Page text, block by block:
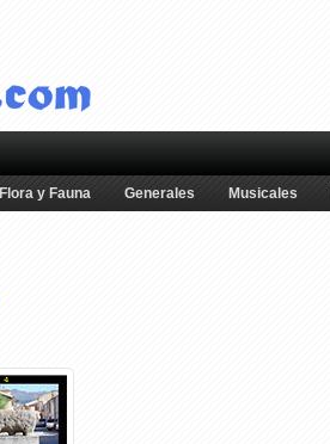
Flora y Fauna Generales Musicales